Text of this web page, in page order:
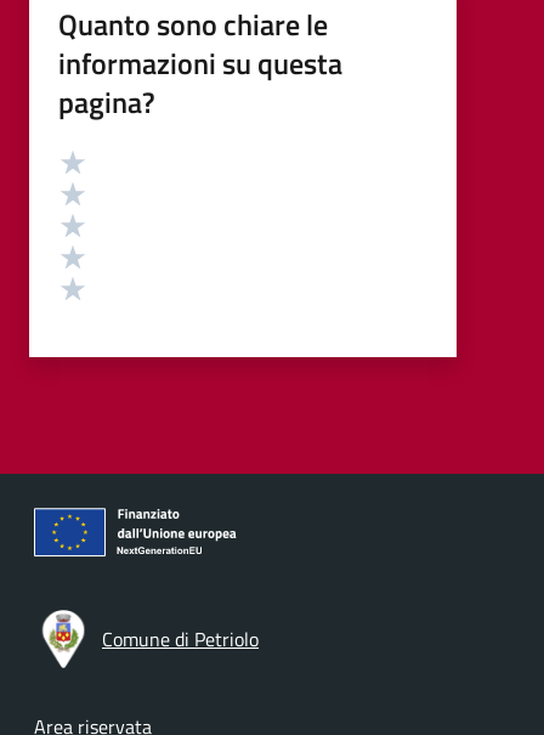
Quanto sono chiare le
informazioni su questa
pagina?
Valutazione
Comune di Petriolo
Area riservata